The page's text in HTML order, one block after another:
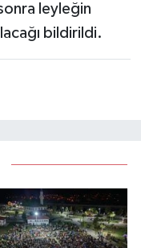
leyleğin
bildirildi.